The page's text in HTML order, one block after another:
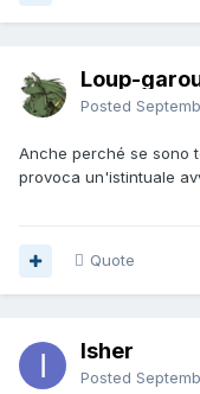
Loup-
Posted
Anche perché se sono
provoca un'istintuale
Quote
Isher
Posted